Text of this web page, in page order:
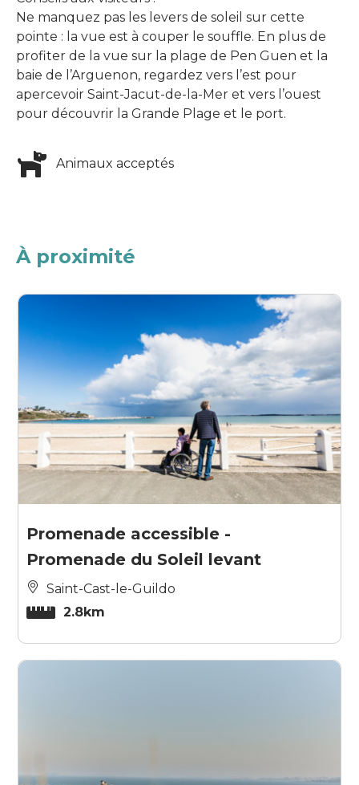
Ne manquez pas les levers de soleil sur cette
pointe : la vue est à couper le souffle. En plus de
profiter de la vue sur la plage de Pen Guen et la
baie de l’Arguenon, regardez vers l’est pour
apercevoir Saint-Jacut-de-la-Mer et vers l’ouest
pour découvrir la Grande Plage et le port.
Animaux acceptés
À proximité
Promenade accessible -
Promenade du Soleil levant
Saint-Cast-le-Guildo
2.8km